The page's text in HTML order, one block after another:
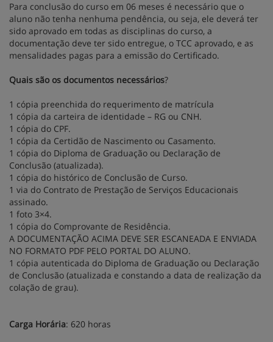
Para conclusão do curso em 06 meses é necessário que o
aluno não tenha nenhuma pendência, ou seja, ele deverá ter
sido aprovado em todas as disciplinas do curso, a
documentação deve ter sido entregue, o TCC aprovado, e as
mensalidades pagas para a emissão do Certificado.
Quais são os documentos necessários?
1 cópia preenchida do requerimento de matrícula
1 cópia da carteira de identidade – RG ou CNH.
1 cópia do CPF.
1 cópia da Certidão de Nascimento ou Casamento.
1 cópia do Diploma de Graduação ou Declaração de
Conclusão (atualizada).
1 cópia do histórico de Conclusão de Curso.
1 via do Contrato de Prestação de Serviços Educacionais
assinado.
1 foto 3×4.
1 cópia do Comprovante de Residência.
A DOCUMENTAÇÃO ACIMA DEVE SER ESCANEADA E ENVIADA
NO FORMATO PDF PELO PORTAL DO ALUNO.
1 cópia autenticada do Diploma de Graduação ou Declaração
de Conclusão (atualizada e constando a data de realização da
colação de grau).
Carga Horária: 620 horas